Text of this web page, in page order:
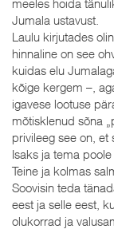
Jumala ustavust.
Laulu kirjutades
hinnaline on see
kuidas elu
kõige kergem –,
igavese lootuse
mõtisklenud sõna
privileeg see on,
Isaks ja tema
Teine ja kolmas
Soovisin teda
eest ja selle eest,
olukorrad ja